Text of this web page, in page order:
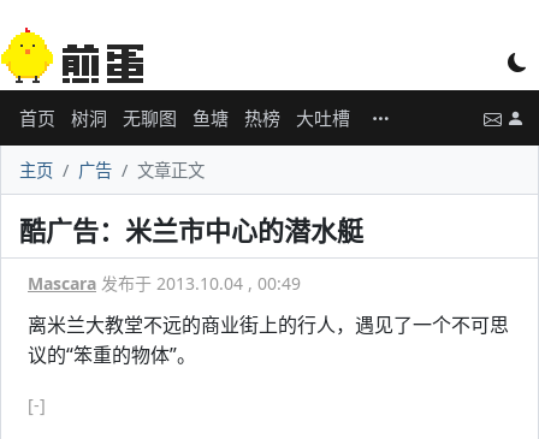
首页 树洞 无聊图 鱼塘 热榜 大吐槽
主页 广告 文章正文
酷广告：米兰市中心的潜水艇
Mascara 发布于 2013.10.04 , 00:49
离米兰大教堂不远的商业街上的行人，遇见了一个不可思
议的“笨重的物体”。
[-]